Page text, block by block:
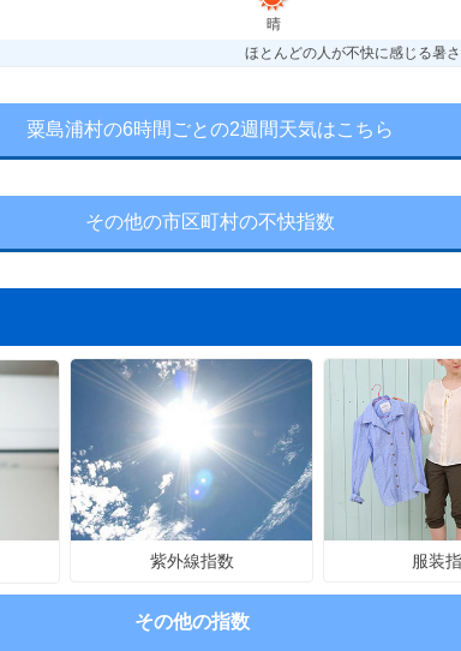
晴
ほとんどの人が不快に感じる暑さ
粟島浦村の6時間ごとの2週間天気はこちら
その他の市区町村の不快指数
紫外線指数 服装
その他の指数